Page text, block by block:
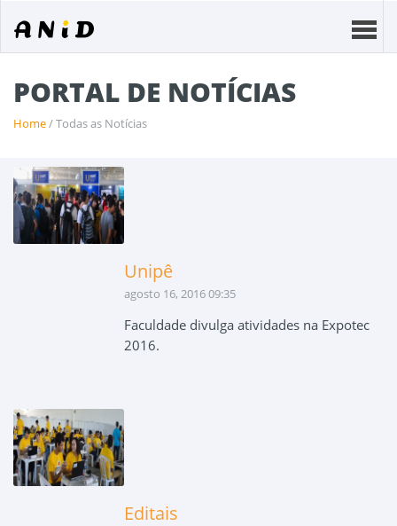
PORTAL DE NOTÍCIAS
Home/ Todas as Notícias
Unipê
agosto 16, 2016 09:35
Faculdade divulga atividades na Expotec
2016.
Editais